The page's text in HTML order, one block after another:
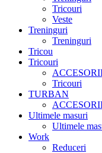
Tricouri
Veste
Treninguri
Treninguri
Tricou
Tricouri
Tricouri
TURBAN
Ultimele masuri
Ultimele
Work
Reduceri